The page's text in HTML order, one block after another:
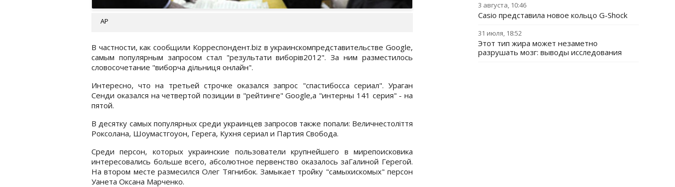
AP
В частности, как сообщили Корреспондент.biz в украинскомпредставительстве Google,
самым популярным запросом стал "результати виборів2012". За ним разместилось
словосочетание "виборча дільниця онлайн".
Интересно, что на третьей строчке оказался запрос "спастибосса сериал". Ураган
Сенди оказался на четвертой позиции в "рейтинге" Google,а "интерны 141 серия" - на
пятой.
В десятку самых популярных среди украинцев запросов также попали: Величнестоліття
Роксолана, Шоумастгоуон, Герега, Кухня сериал и Партия Свобода.
Среди персон, которых украинские пользователи крупнейшего в мирепоисковика
интересовались больше всего, абсолютное первенство оказалось заГалиной Герегой.
На втором месте размесился Олег Тягнибок. Замыкает тройку "самыхискомых" персон
Уанета Оксана Марченко.
3 августа, 10:46
Casio представила новое кольцо G-Shock
31 июля, 18:52
Этот тип жира может незаметно
разрушать мозг: выводы исследования